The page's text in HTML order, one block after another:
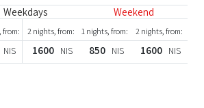
Weekdays Weekend
from:
NIS
2 nights, from:
1600 NIS
1 nights, from:
850 NIS
2 nights, from:
1600 NIS